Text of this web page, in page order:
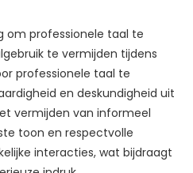
om professionele taal te
te vermijden tijdens
professionele taal te
en deskundigheid uit
vermijden van informeel
toon en respectvolle
interacties, wat bijdraagt